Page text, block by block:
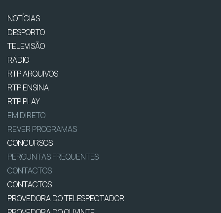
NOTÍCIAS
DESPORTO
TELEVISÃO
RÁDIO
RTP ARQUIVOS
RTP ENSINA
RTP PLAY
EM DIRETO
REVER PROGRAMAS
CONCURSOS
PERGUNTAS FREQUENTES
CONTACTOS
CONTACTOS
PROVEDORA DO TELESPECTADOR